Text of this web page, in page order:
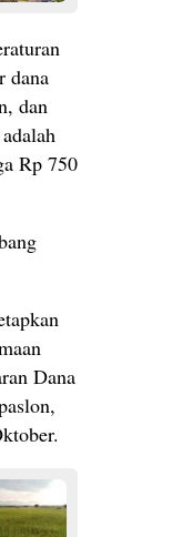
dana
dan
Rp 750
Dana